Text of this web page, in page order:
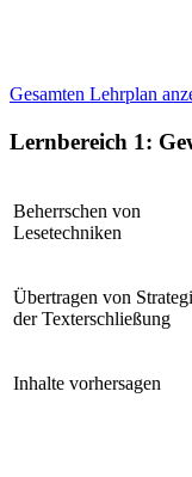
Gesamten Lehrplan
Lernbereich 1:
Beherrschen von
Lesetechniken
Übertragen von
der Texterschließung
Inhalte vorhersagen